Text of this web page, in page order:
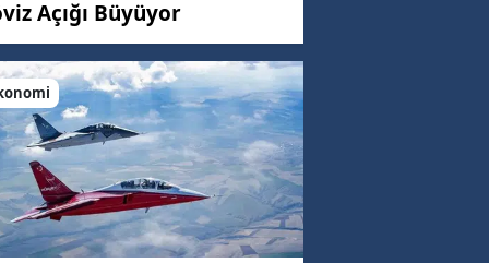
Açığı Büyüyor